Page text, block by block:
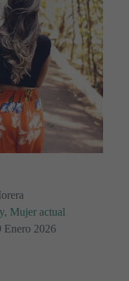
Mujer actual
Enero 2026